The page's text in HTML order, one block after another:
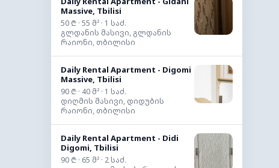
Massive, Tbilisi
50 ₾ · 55 მ² · 1 საძ.
გლდანის მასივი, გლდანის
რაიონი, თბილისი
Daily Rental Apartment - Digomi
Massive, Tbilisi
90 ₾ · 40 მ² · 1 საძ.
დიღმის მასივი, დიდუბის
რაიონი, თბილისი
Daily Rental Apartment - Didi
Digomi, Tbilisi
90 ₾ · 65 მ² · 2 საძ.